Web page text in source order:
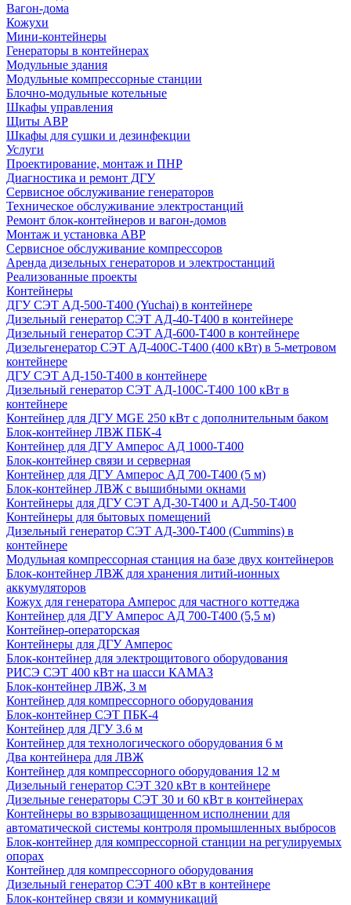
Вагон-дома
Кожухи
Мини-контейнеры
Генераторы в контейнерах
Модульные здания
Модульные компрессорные станции
Блочно-модульные котельные
Шкафы управления
Щиты АВР
Шкафы для сушки и дезинфекции
Услуги
Проектирование, монтаж и ПНР
Диагностика и ремонт ДГУ
Сервисное обслуживание генераторов
Техническое обслуживание электростанций
Ремонт блок-контейнеров и вагон-домов
Монтаж и установка АВР
Сервисное обслуживание компрессоров
Аренда дизельных генераторов и электростанций
Реализованные проекты
Контейнеры
ДГУ СЭТ АД-500-Т400 (Yuchai) в контейнере
Дизельный генератор СЭТ АД-40-Т400 в контейнере
Дизельный генератор СЭТ АД-600-Т400 в контейнере
Дизельгенератор СЭТ АД-400С-Т400 (400 кВт) в 5-метровом
контейнере
ДГУ СЭТ АД-150-Т400 в контейнере
Дизельный генератор СЭТ АД-100С-Т400 100 кВт в
контейнере
Контейнер для ДГУ MGE 250 кВт с дополнительным баком
Блок-контейнер ЛВЖ ПБК-4
Контейнер для ДГУ Амперос АД 1000-Т400
Блок-контейнер связи и серверная
Контейнер для ДГУ Амперос АД 700-Т400 (5 м)
Блок-контейнер ЛВЖ с вышибными окнами
Контейнеры для ДГУ СЭТ АД-30-Т400 и АД-50-Т400
Контейнеры для бытовых помещений
Дизельный генератор СЭТ АД-300-Т400 (Cummins) в
контейнере
Модульная компрессорная станция на базе двух контейнеров
Блок-контейнер ЛВЖ для хранения литий-ионных
аккумуляторов
Кожух для генератора Амперос для частного коттеджа
Контейнер для ДГУ Амперос АД 700-Т400 (5,5 м)
Контейнер-операторская
Контейнеры для ДГУ Амперос
Блок-контейнер для электрощитового оборудования
РИСЭ СЭТ 400 кВт на шасси КАМАЗ
Блок-контейнер ЛВЖ, 3 м
Контейнер для компрессорного оборудования
Блок-контейнер СЭТ ПБК-4
Контейнер для ДГУ 3.6 м
Контейнер для технологического оборудования 6 м
Два контейнера для ЛВЖ
Контейнер для компрессорного оборудования 12 м
Дизельный генератор СЭТ 320 кВт в контейнере
Дизельные генераторы СЭТ 30 и 60 кВт в контейнерах
Контейнеры во взрывозащищенном исполнении для
автоматической системы контроля промышленных выбросов
Блок-контейнер для компрессорной станции на регулируемых
опорах
Контейнер для компрессорного оборудования
Дизельный генератор СЭТ 400 кВт в контейнере
Блок-контейнер связи и коммуникаций